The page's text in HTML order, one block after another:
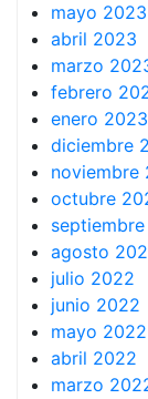
mayo 2023
abril 2023
marzo
febrero
enero 2023
diciembre
noviembre
octubre
agosto
julio 2022
junio 2022
mayo 2022
abril 2022
marzo